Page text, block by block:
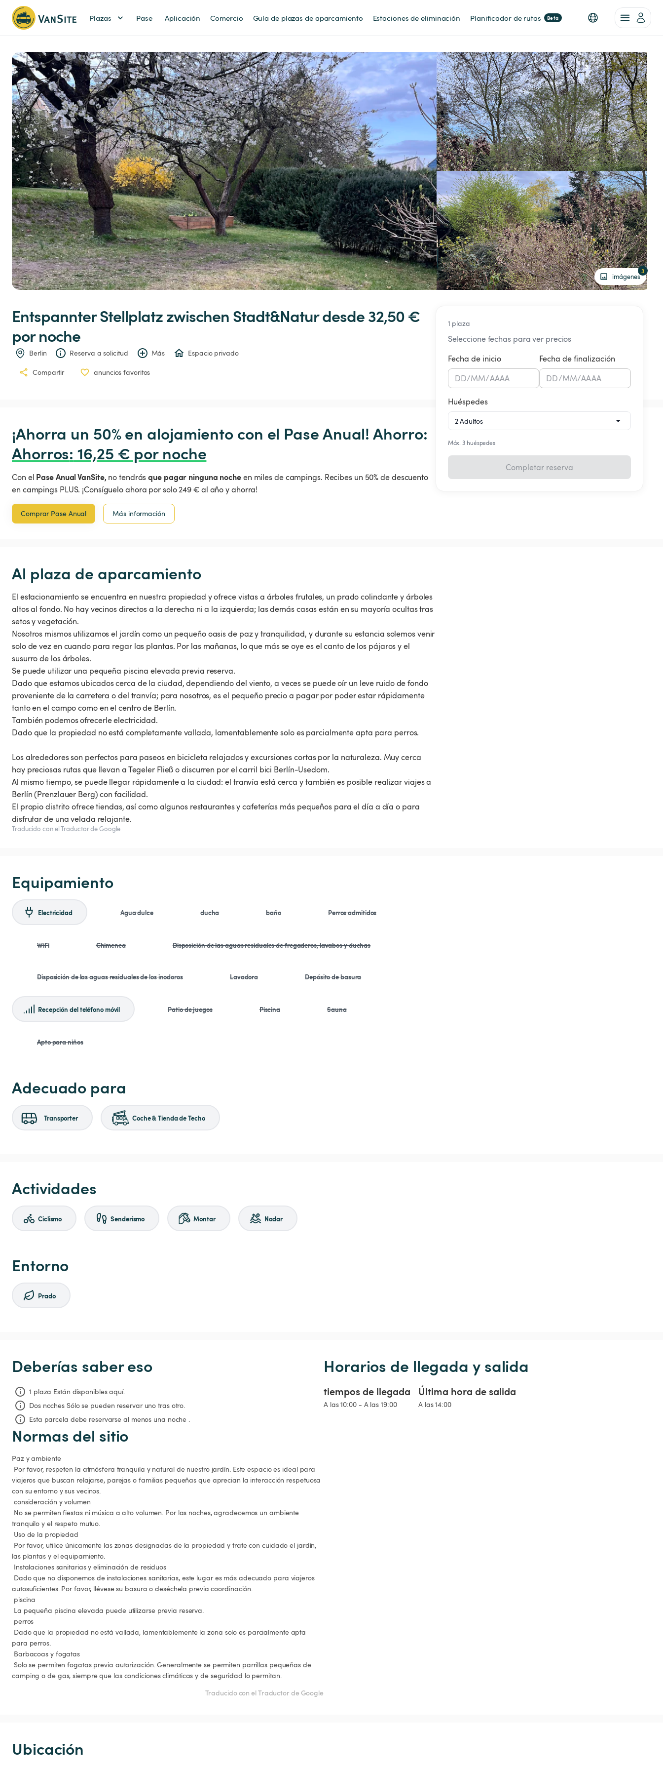
Plazas Pase Aplicación Comercio Guía de plazas de aparcamiento Estaciones de eliminación Planificador de rutas Beta
imágenes
3
EntspannterStellplatzzwischen Stadt&Natur desde 32,50 €
por noche
Berlin Reserva a solicitud Más Espacio privado
Compartir anuncios favoritos
1 plaza
Seleccione fechas para ver precios
Fecha de inicio
DD/MM/AAAA
Fecha de finalización
DD/MM/AAAA
Huéspedes
Máx. 3 huéspedes
Completar reserva
¡Ahorra un 50% en alojamiento con el Pase Anual! Ahorro:
Ahorros: 16,25 € por noche
Con el Pase Anual VanSite, no tendrásque pagar ninguna nocheen miles de campings. Recibes un 50% de descuento
en campings PLUS. ¡Consíguelo ahora por solo 249 € al año y ahorra!
Comprar Pase Anual Más información
Al plaza de aparcamiento
El estacionamiento se encuentra en nuestra propiedad y ofrece vistas a árboles frutales, un prado colindante y árboles
altos al fondo. No hay vecinos directos a la derecha ni a la izquierda; las demás casas están en su mayoría ocultas tras
setos y vegetación.
Nosotros mismos utilizamos el jardín como un pequeño oasis de paz y tranquilidad, y durante su estancia solemos venir
solo de vez en cuando para regar las plantas. Por las mañanas, lo que más se oye es el canto de los pájaros y el
susurro de los árboles.
Se puede utilizar una pequeña piscina elevada previa reserva.
Dado que estamos ubicados cerca de la ciudad, dependiendo del viento, a veces se puede oír un leve ruido de fondo
proveniente de la carretera o del tranvía; para nosotros, es el pequeño precio a pagar por poder estar rápidamente
tanto en el campo como en el centro de Berlín.
También podemos ofrecerle electricidad.
Dado que la propiedad no está completamente vallada, lamentablemente solo es parcialmente apta para perros.
Los alrededores son perfectos para paseos en bicicleta relajados y excursiones cortas por la naturaleza. Muy cerca
hay preciosas rutas que llevan a Tegeler Fließ o discurren por el carril bici Berlín-Usedom.
Al mismo tiempo, se puede llegar rápidamente a la ciudad: el tranvía está cerca y también es posible realizar viajes a
Berlín (Prenzlauer Berg) con facilidad.
El propio distrito ofrece tiendas, así como algunos restaurantes y cafeterías más pequeños para el día a día o para
disfrutar de una velada relajante.
Traducido con el Traductor de Google
Equipamiento
Electricidad Agua dulce ducha baño Perros admitidos
WiFi Chimenea Disposición de las aguas residuales de fregaderos, lavabos y duchas
Disposición de las aguas residuales de los inodoros Lavadora Depósito de basura
Recepción del teléfono móvil Patio de juegos Piscina Sauna
Apto para niños
Adecuado para
Transporter Coche & Tienda de Techo
Actividades
Ciclismo Senderismo Montar Nadar
Entorno
Prado
Deberías saber eso
1 plaza Están disponibles aquí.
Dos noches Sólo se pueden reservar uno tras otro.
Esta parcela debe reservarse al menos una noche .
Horarios de llegada y salida
tiempos de llegada
A las 10:00 - A las 19:00
Última hora de salida
A las 14:00
Normas del sitio
Paz y ambiente
viajeros que buscan relajarse, parejas o familias pequeñas que aprecian la interacción respetuosa
con su entorno y sus vecinos.
tranquilo y el respeto mutuo.
las plantas y el equipamiento.
autosuficientes. Por favor, llévese su basura o deséchela previa coordinación.
para perros.
camping o de gas, siempre que las condiciones climáticas y de seguridad lo permitan.
Traducido con el Traductor de Google
Ubicación